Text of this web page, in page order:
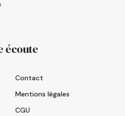
écoute
Contact
Mentions légales
CGU